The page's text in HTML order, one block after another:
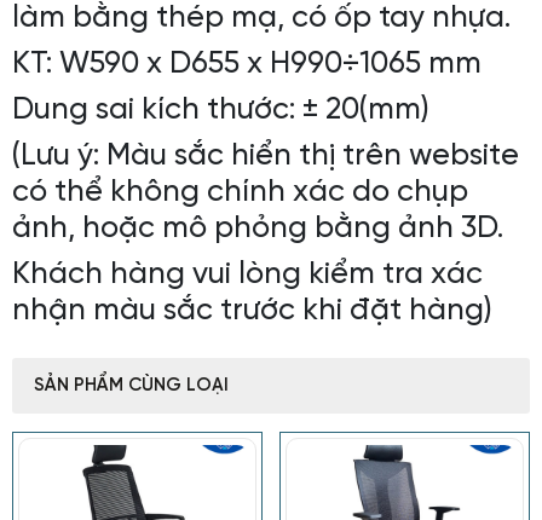
làm bằng thép mạ, có ốp tay nhựa.
KT: W590 x D655 x H990÷1065 mm
Dung sai kích thước: ± 20(mm)
(Lưu ý: Màu sắc hiển thị trên website
có thể không chính xác do chụp
ảnh, hoặc mô phỏng bằng ảnh 3D.
Khách hàng vui lòng kiểm tra xác
nhận màu sắc trước khi đặt hàng)
SẢN PHẨM CÙNG LOẠI